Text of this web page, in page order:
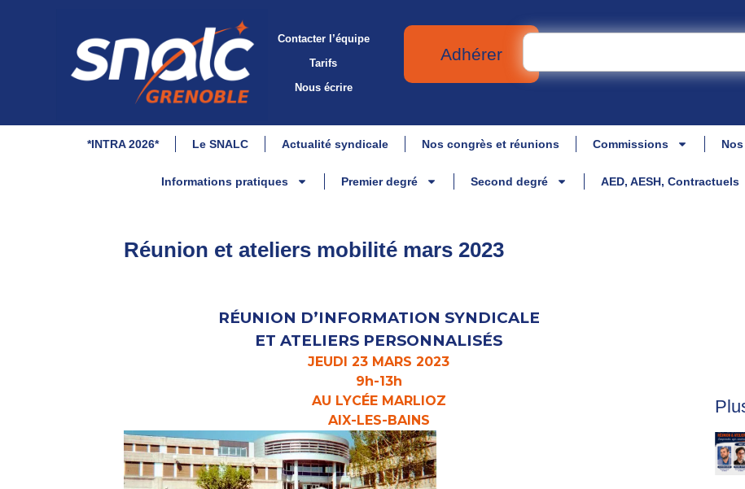
Contacter l’équipe
Tarifs
Nous écrire
Adhérer
*INTRA 2026* Le SNALC Actualité syndicale Nos congrès et réunions Commissions
Informations pratiques Premier degré Second degré AED, AESH, Contractuels
Réunion et ateliers mobilité mars 2023
RÉUNION D’INFORMATION SYNDICALE
ET ATELIERS PERSONNALISÉS
JEUDI 23 MARS 2023
9h-13h
AU LYCÉE MARLIOZ
AIX-LES-BAINS